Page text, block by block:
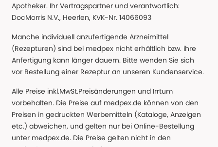
Apotheker. Ihr Vertragspartner und verantwortlich:
DocMorris N.V., Heerlen, KVK-Nr. 14066093
Manche individuell anzufertigende Arzneimittel
(Rezepturen) sind bei medpex nicht erhältlich bzw. ihre
Anfertigung kann länger dauern. Bitte wenden Sie sich
vor Bestellung einer Rezeptur an unseren Kundenservice.
Alle Preise inkl.MwSt.Preisänderungen und Irrtum
vorbehalten. Die Preise auf medpex.de können von den
Preisen in gedruckten Werbemitteln (Kataloge, Anzeigen
etc.) abweichen, und gelten nur bei Online-Bestellung
unter medpex.de. Die Preise gelten nicht in den